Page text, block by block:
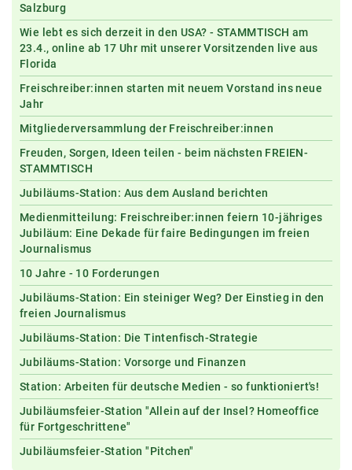
Salzburg
Wie lebt es sich derzeit in den USA? - STAMMTISCH am
23.4., online ab 17 Uhr mit unserer Vorsitzenden live aus
Florida
Freischreiber:innen starten mit neuem Vorstand ins neue
Jahr
Mitgliederversammlung der Freischreiber:innen
Freuden, Sorgen, Ideen teilen - beim nächsten FREIEN-
STAMMTISCH
Jubiläums-Station: Aus dem Ausland berichten
Medienmitteilung: Freischreiber:innen feiern 10-jähriges
Jubiläum: Eine Dekade für faire Bedingungen im freien
Journalismus
10 Jahre - 10 Forderungen
Jubiläums-Station: Ein steiniger Weg? Der Einstieg in den
freien Journalismus
Jubiläums-Station: Die Tintenfisch-Strategie
Jubiläums-Station: Vorsorge und Finanzen
Station: Arbeiten für deutsche Medien - so funktioniert's!
Jubiläumsfeier-Station "Allein auf der Insel? Homeoffice
für Fortgeschrittene"
Jubiläumsfeier-Station "Pitchen"